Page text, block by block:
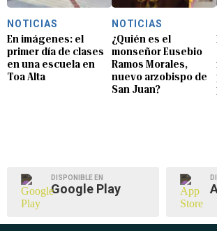
NOTICIAS
En imágenes: el
primer día de clases
en una escuela en
Toa Alta
NOTICIAS
¿Quién es el
monseñor Eusebio
Ramos Morales,
nuevo arzobispo de
San Juan?
DISPONIBLE EN
Google Play